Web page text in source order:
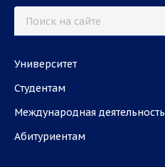
Университет
Студентам
Международная деятельность
Абитуриентам